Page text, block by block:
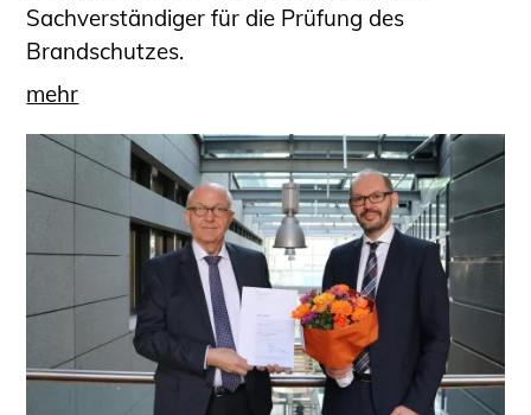
Sachverständiger für die Prüfung des
Brandschutzes.
mehr